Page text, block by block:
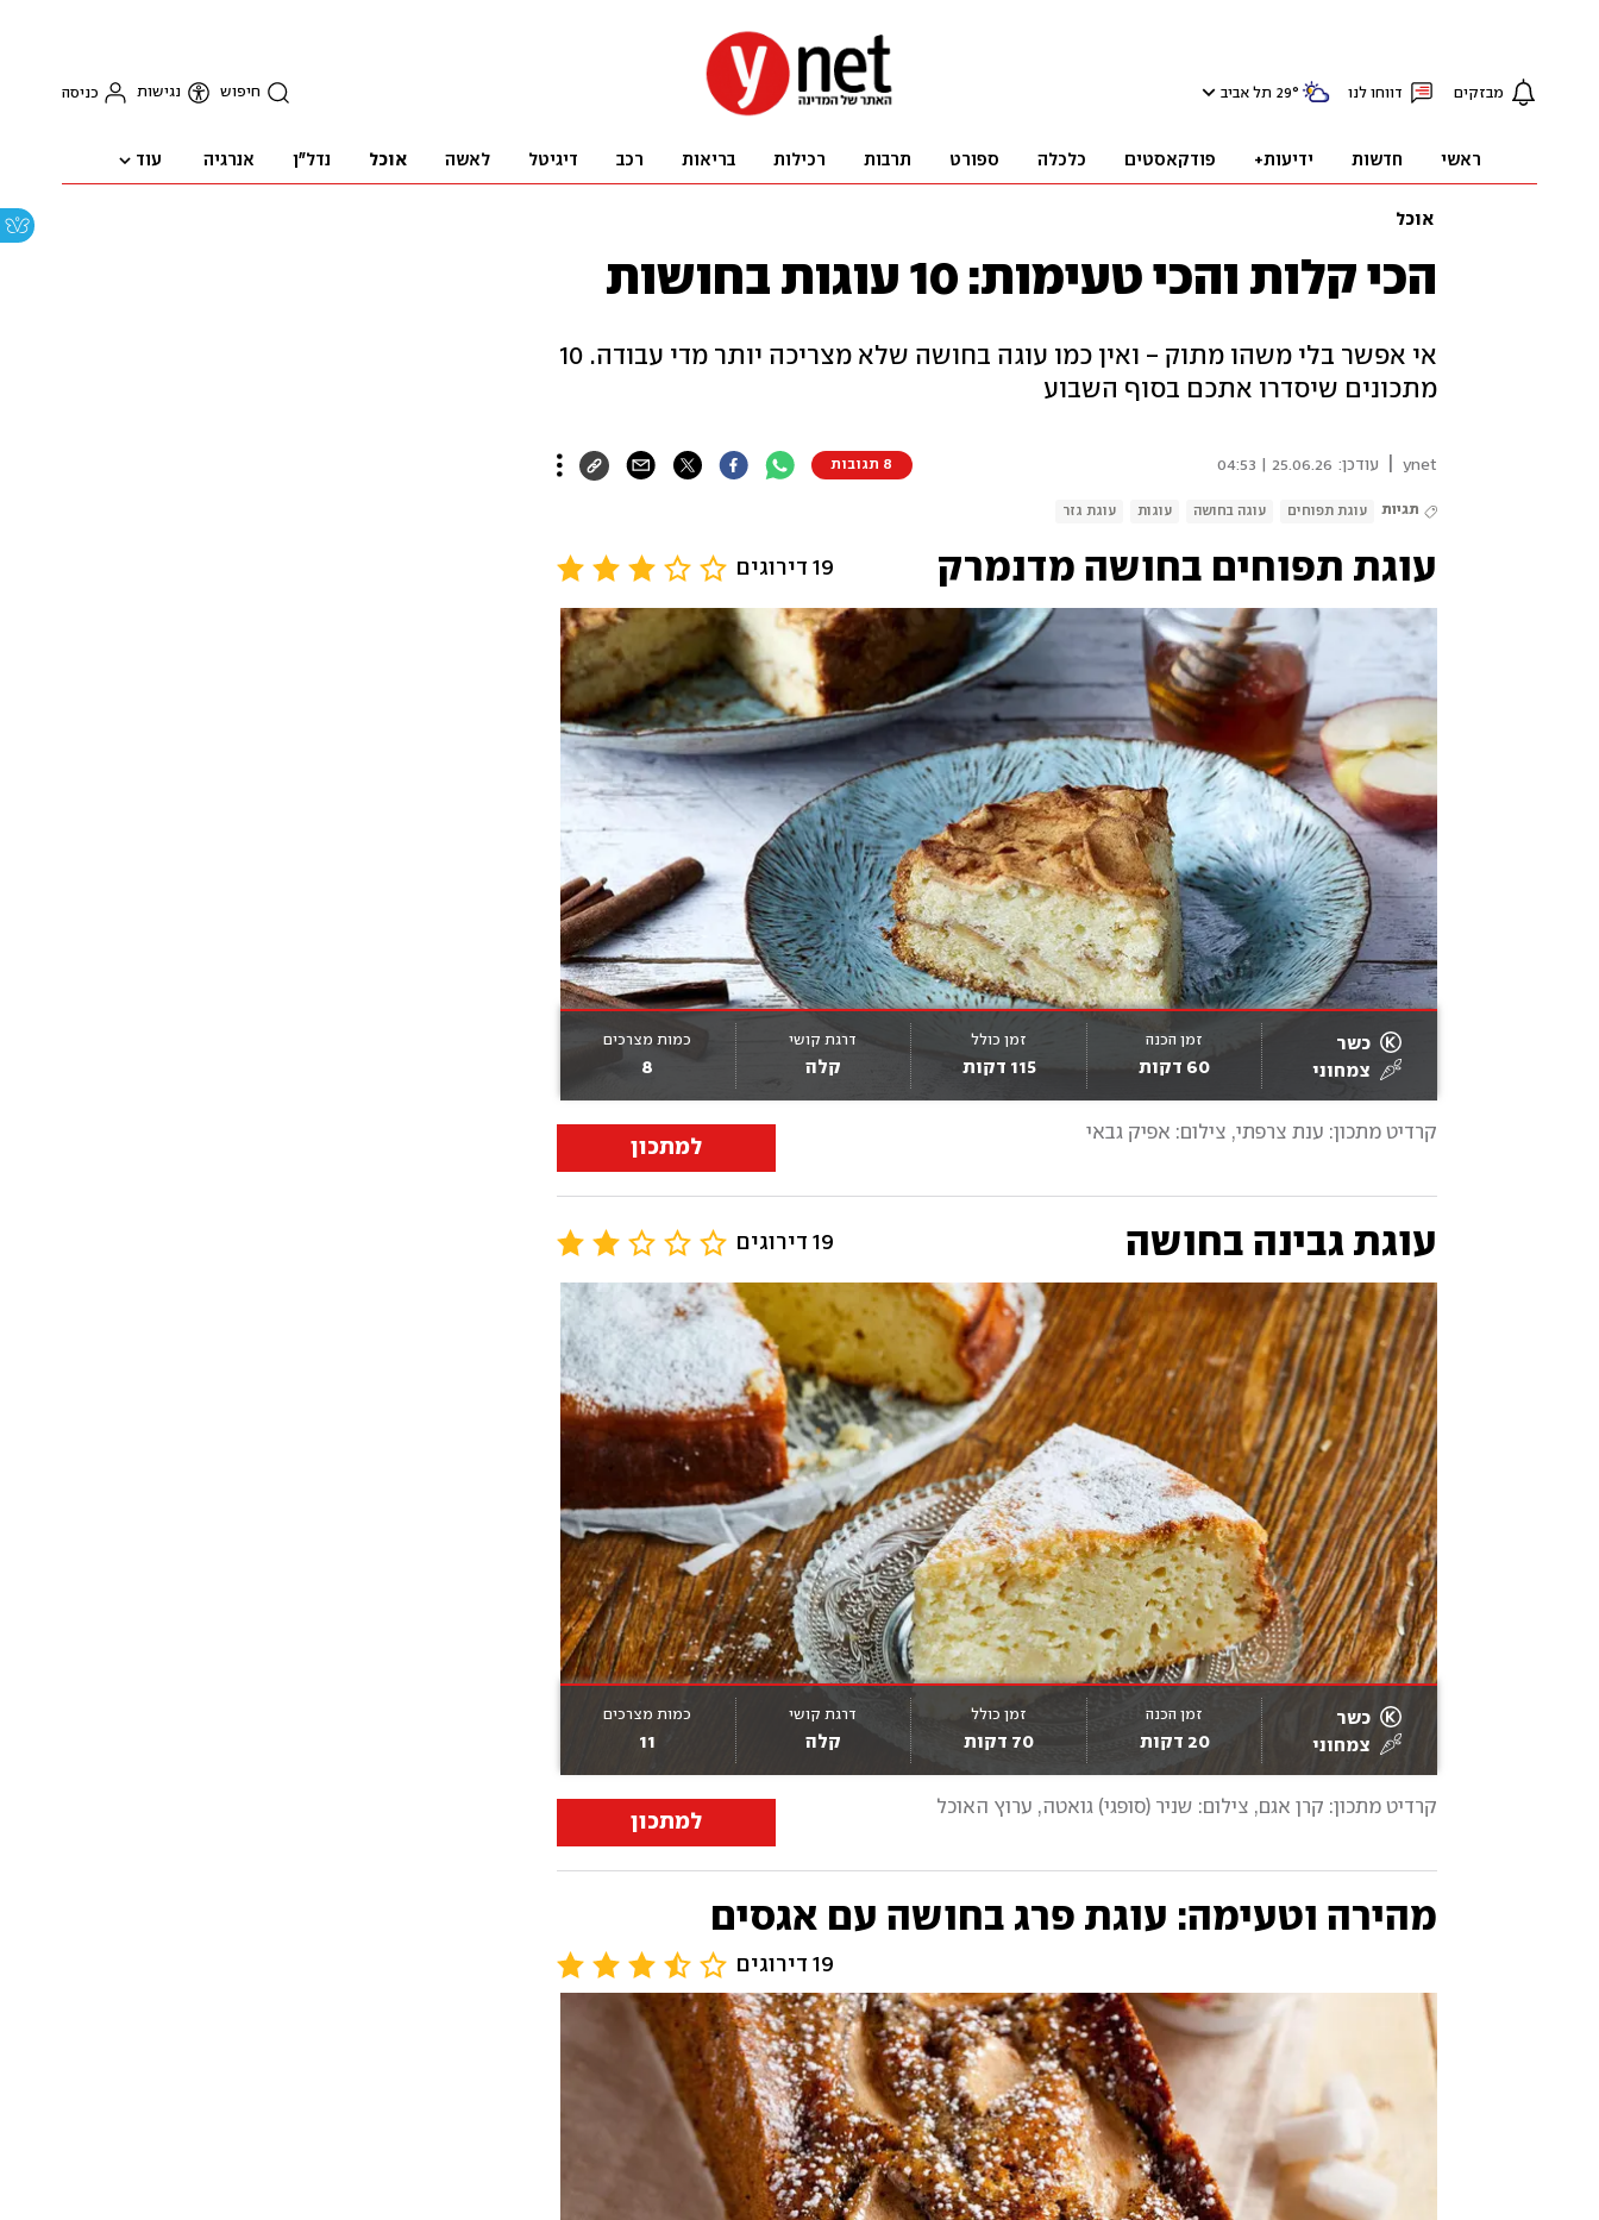
מבזקים דווחו לנו 29° תל אביב חיפוש נגישות כניסה
ראשי חדשות ידיעות+ פודקאסטים כלכלה ספורט תרבות רכילות בריאות רכב דיגיטל לאשה אוכל נדל"ן אנרגיה עוד
אוכל
הכי קלות והכי טעימות: 10 עוגות בחושות
אי אפשר בלי משהו מתוק - ואין כמו עוגה בחושה שלא מצריכה יותר מדי עבודה. 10
מתכונים שיסדרו אתכם בסוף השבוע
ynet עודכן: 25.06.26 | 04:53 8 תגובות
תגיות עוגת תפוחים עוגה בחושה עוגות עוגת גזר
עוגת תפוחים בחושה מדנמרק 19 דירוגים
כשר
צמחוני
זמן הכנה
60 דקות
זמן כולל
115 דקות
דרגת קושי
קלה
כמות מצרכים
8
קרדיט מתכון: ענת צרפתי, צילום: אפיק גבאי
למתכון
עוגת גבינה בחושה 19 דירוגים
כשר
צמחוני
זמן הכנה
20 דקות
זמן כולל
70 דקות
דרגת קושי
קלה
כמות מצרכים
11
קרדיט מתכון: קרן אגם , צילום: שניר (סופגי) גואטה, ערוץ האוכל
למתכון
מהירה וטעימה: עוגת פרג בחושה עם אגסים
19 דירוגים